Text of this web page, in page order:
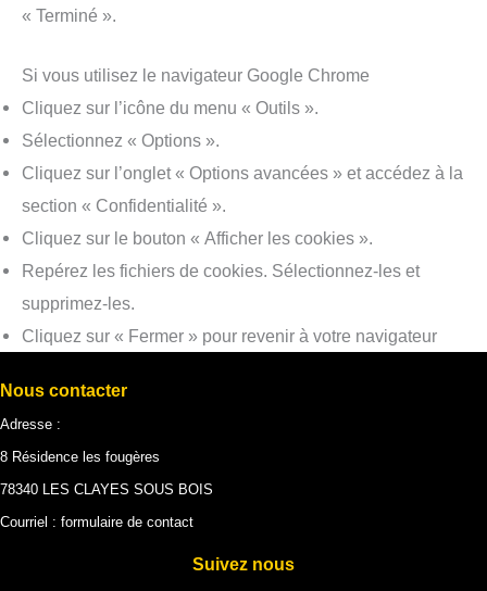
« Terminé ».
Si vous utilisez le navigateur Google Chrome
Cliquez sur l’icône du menu « Outils ».
Sélectionnez « Options ».
Cliquez sur l’onglet « Options avancées » et accédez à la
section « Confidentialité ».
Cliquez sur le bouton « Afficher les cookies ».
Repérez les fichiers de cookies. Sélectionnez-les et
supprimez-les.
Cliquez sur « Fermer » pour revenir à votre navigateur
Nous contacter
Adresse :
8 Résidence les fougères
78340 LES CLAYES SOUS BOIS
Courriel : formulaire de contact
Suivez nous